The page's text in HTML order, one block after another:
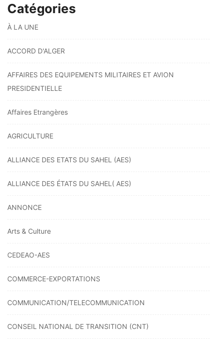
Catégories
À LA UNE
ACCORD D'ALGER
AFFAIRES DES EQUIPEMENTS MILITAIRES ET AVION
PRESIDENTIELLE
Affaires Etrangères
AGRICULTURE
ALLIANCE DES ETATS DU SAHEL (AES)
ALLIANCE DES ÉTATS DU SAHEL( AES)
ANNONCE
Arts & Culture
CEDEAO-AES
COMMERCE-EXPORTATIONS
COMMUNICATION/TELECOMMUNICATION
CONSEIL NATIONAL DE TRANSITION (CNT)